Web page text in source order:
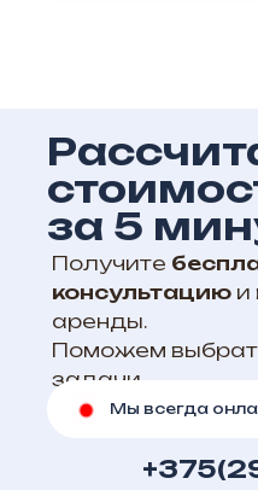
Получите
консультацию и
аренды.
Поможем
задачи
за 5
Мы всегда